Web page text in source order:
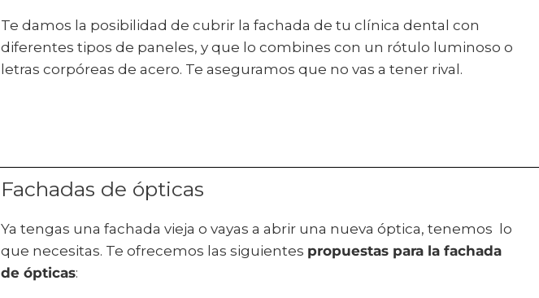
Te damos la posibilidad de cubrir la fachada de tu clínica dental con
diferentes tipos de paneles, y que lo combines con un rótulo luminoso o
letras corpóreas de acero. Te aseguramos que no vas a tener rival.
Fachadas de ópticas
Ya tengas una fachada vieja o vayas a abrir una nueva óptica, tenemos lo
que necesitas. Te ofrecemos las siguientes propuestas para la fachada
de ópticas: